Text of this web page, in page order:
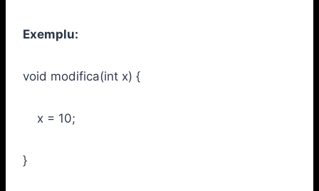
Exemplu:
void modifica(int x) {
x = 10;
}